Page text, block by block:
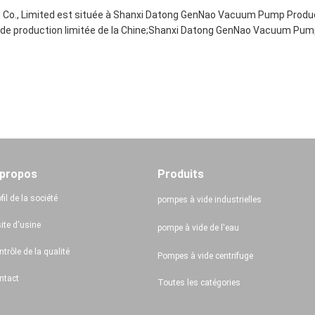
Limited est située à Shanxi Datong GenNao Vacuum Pump
production limitée de la Chine;Shanxi Datong GenNao Vacuum
de la société
d'usine
de la qualité
Produits
pompes à vide industrielles
pompe à vide de l'eau
Pompes à vide centrifuge
Toutes les catégories